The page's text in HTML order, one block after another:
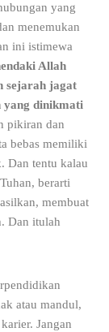
yang
menemukan
ini istimewa
Allah
sejarah jagat
yang dinikmati
pikiran dan
bebas memiliki
Dan tentu kalau
berarti
membuat
Dan itulah
atau mandul,
Jangan